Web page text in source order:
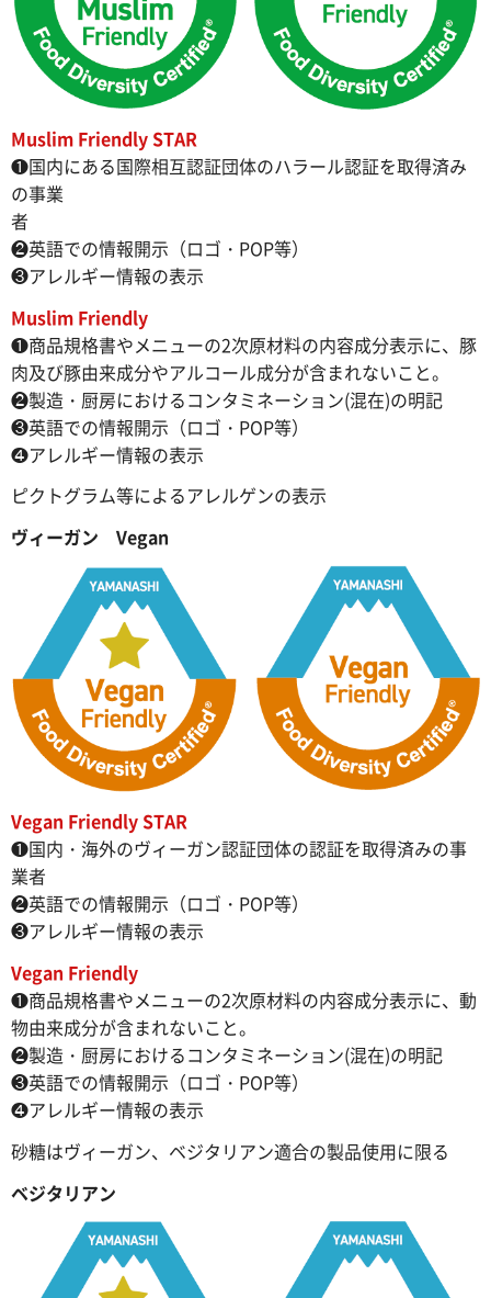
Muslim Friendly STAR
❶国内にある国際相互認証団体のハラール認証を取得済み
の事業
者
❷英語での情報開示（ロゴ・POP等）
❸アレルギー情報の表示
Muslim Friendly
❶商品規格書やメニューの2次原材料の内容成分表示に、豚
肉及び豚由来成分やアルコール成分が含まれないこと。
❷製造・厨房におけるコンタミネーション(混在)の明記
❸英語での情報開示（ロゴ・POP等）
❹アレルギー情報の表示
ピクトグラム等によるアレルゲンの表示
ヴィーガン Vegan
Vegan Friendly STAR
❶国内・海外のヴィーガン認証団体の認証を取得済みの事
業者
❷英語での情報開示（ロゴ・POP等）
❸アレルギー情報の表示
Vegan Friendly
❶商品規格書やメニューの2次原材料の内容成分表示に、動
物由来成分が含まれないこと。
❷製造・厨房におけるコンタミネーション(混在)の明記
❸英語での情報開示（ロゴ・POP等）
❹アレルギー情報の表示
砂糖はヴィーガン、ベジタリアン適合の製品使用に限る
ベジタリアン